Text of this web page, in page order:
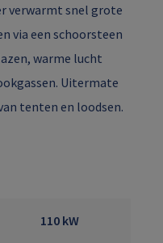
verwarmt snel grote
via een schoorsteen
warme lucht
Uitermate
tenten en loodsen.
110 kW